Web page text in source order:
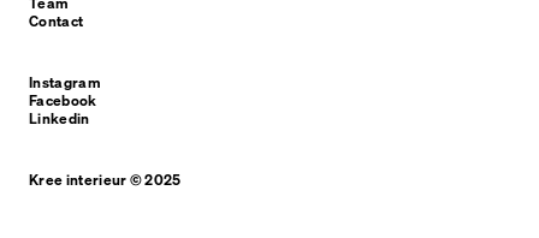
Contact
Instagram
Facebook
Linkedin
Kree interieur © 2025